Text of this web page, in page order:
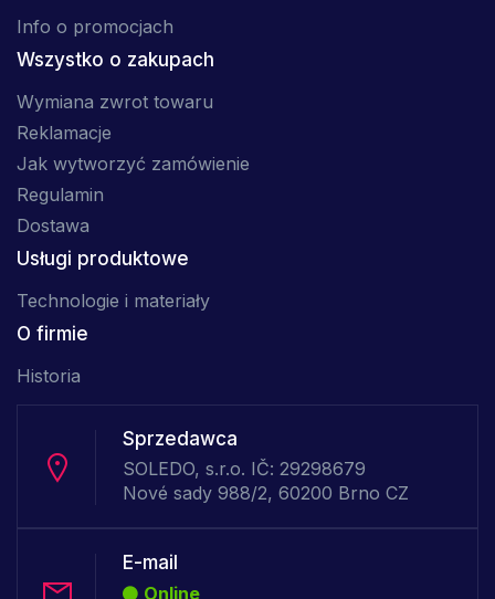
Info o promocjach
Wszystko o zakupach
Wymiana zwrot towaru
Reklamacje
Jak wytworzyć zamówienie
Regulamin
Dostawa
Usługi produktowe
Technologie i materiały
O firmie
Historia
Sprzedawca
SOLEDO, s.r.o. IČ: 29298679
Nové sady 988/2, 60200 Brno CZ
E-mail
Online